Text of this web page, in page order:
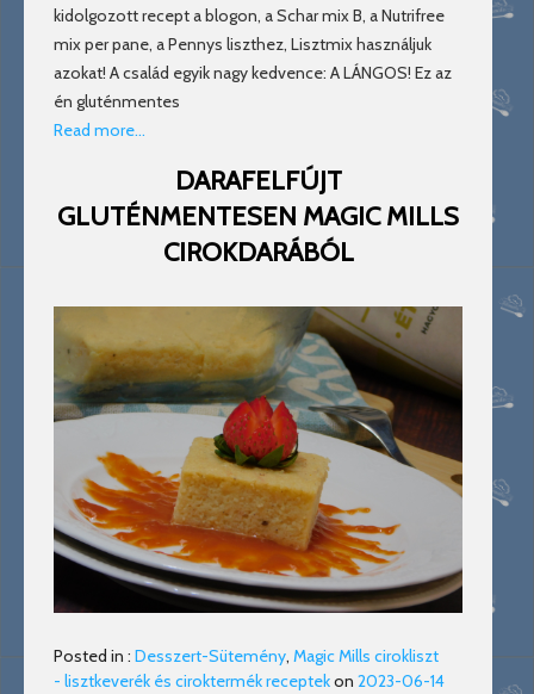
kidolgozott recept a blogon, a Schar mix B, a Nutrifree
mix per pane, a Pennys liszthez, Lisztmix használjuk
azokat! A család egyik nagy kedvence: A LÁNGOS! Ez az
én gluténmentes
Read more…
DARAFELFÚJT
GLUTÉNMENTESEN MAGIC MILLS
CIROKDARÁBÓL
Posted in : Desszert-Sütemény, Magic Mills cirokliszt
- lisztkeverék és ciroktermék receptekon 2023-06-14